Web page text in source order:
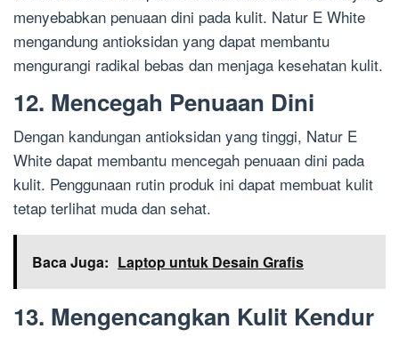
menyebabkan penuaan dini pada kulit. Natur E White
mengandung antioksidan yang dapat membantu
mengurangi radikal bebas dan menjaga kesehatan kulit.
12. Mencegah Penuaan Dini
Dengan kandungan antioksidan yang tinggi, Natur E
White dapat membantu mencegah penuaan dini pada
kulit. Penggunaan rutin produk ini dapat membuat kulit
tetap terlihat muda dan sehat.
Baca Juga: Laptop untuk Desain Grafis
13. Mengencangkan Kulit Kendur